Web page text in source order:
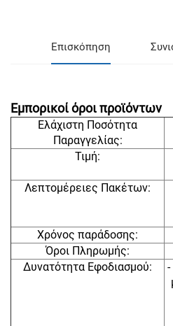
Επισκόπηση
Εμπορικοί όροι προϊόντων
Ελάχιστη Ποσότητα
Παραγγελίας:
Τιμή:
Λεπτομέρειες Πακέτων:
Χρόνος παράδοσης:
Όροι Πληρωμής:
Δυνατότητα Εφοδιασμού: